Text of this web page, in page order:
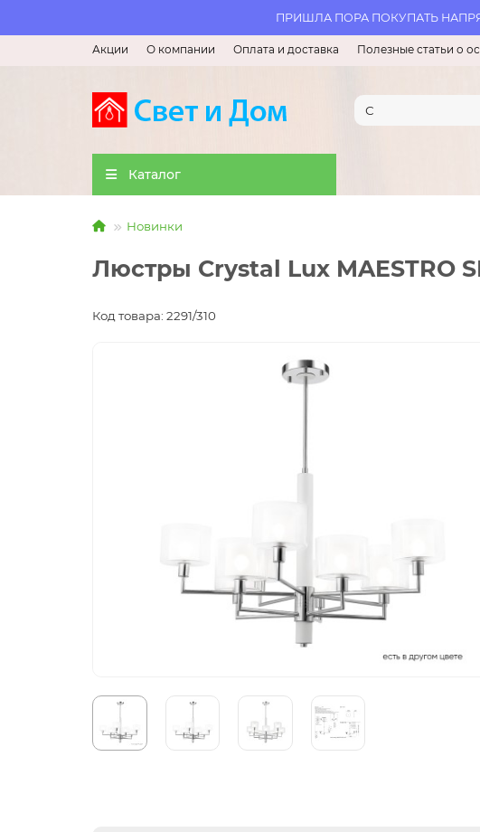
ПРИШЛА ПОРА ПОКУПАТЬ
Акции О компании Оплата и доставка Полезные статьи о
Каталог
Новинки
Люстры Crystal Lux MAESTRO
Код товара: 2291/310